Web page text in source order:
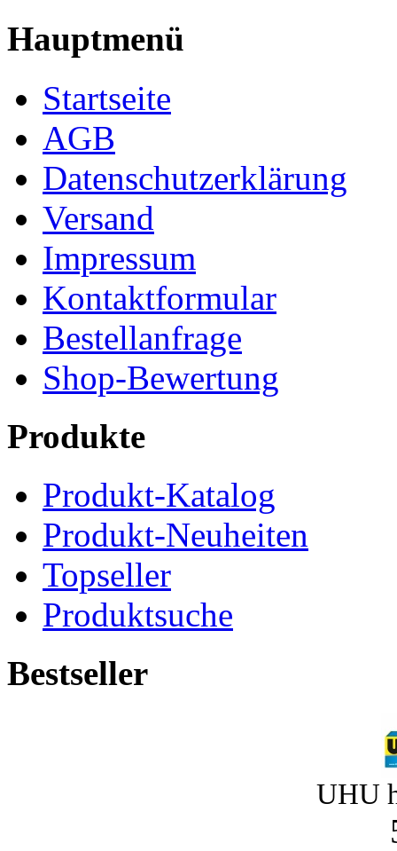
Hauptmenü
Startseite
AGB
Datenschutzerklärung
Versand
Impressum
Kontaktformular
Bestellanfrage
Shop-Bewertung
Produkte
Produkt-Katalog
Produkt-Neuheiten
Topseller
Produktsuche
Bestseller
UHU